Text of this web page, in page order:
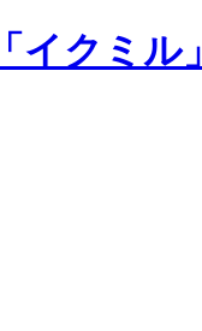
クミル」